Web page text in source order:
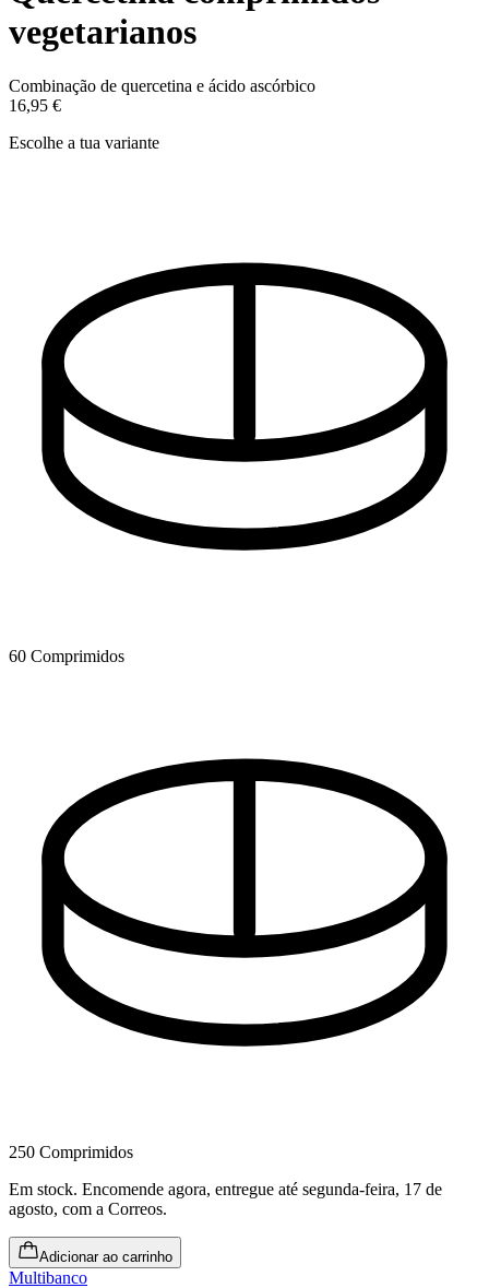
vegetarianos
Combinação de quercetina e ácido ascórbico
16,95 €
Escolhe a tua variante
60 Comprimidos
250 Comprimidos
Em stock. Encomende agora, entregue até segunda-feira, 17 de
agosto, com a Correos.
Adicionar ao carrinho
Multibanco